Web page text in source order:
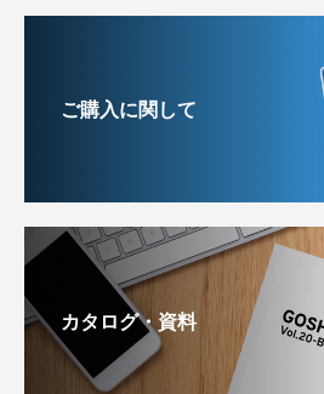
ご購入に関して
カタログ・資料